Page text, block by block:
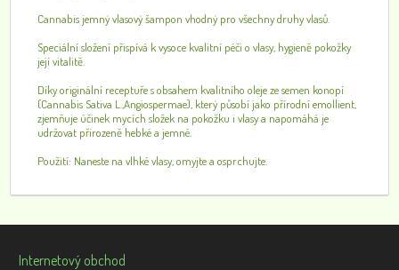
Cannabis jemný vlasový šampon vhodný pro všechny druhy vlasů.
Speciální složení přispívá k vysoce kvalitní péči o vlasy, hygieně pokožky
její vitalitě.
Díky originální receptuře s obsahem kvalitního oleje ze semen konopí
(Cannabis Sativa L.,Angiospermae), který působí jako přírodní emollient,
zjemňuje účinek mycích složek na pokožku i vlasy a napomáhá je
udržovat přirozeně hebké a jemné.
Použití: Naneste na vlhké vlasy, omyjte a osprchujte.
Internetový obchod